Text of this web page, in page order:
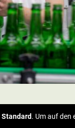
Standard. Um auf den